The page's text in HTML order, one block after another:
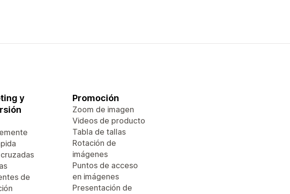
y
de
Promoción
Zoom de imagen
Videos de producto
Tabla de tallas
Rotación de
imágenes
Puntos de acceso
en imágenes
Presentación de